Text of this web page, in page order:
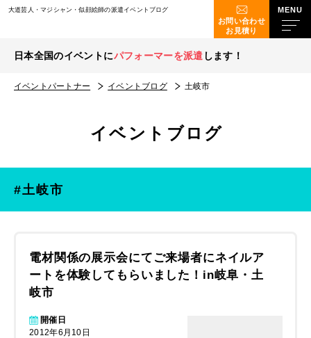
大道芸人・マジシャン・似顔絵師の派遣イベントブログ
お問い合わせ
お見積り
日本全国のイベントにパフォーマーを派遣 します！
イベントパートナー イベントブログ 土岐市
イベントブログ
#土岐市
電材関係の展示会にてご来場者にネイルア
ートを体験してもらいました！in岐阜・土
岐市
開催日
2012年6月10日